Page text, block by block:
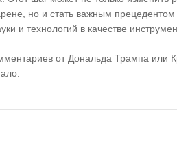
но и стать важным прецедентом
и технологий в качестве
от Дональда Трампа или